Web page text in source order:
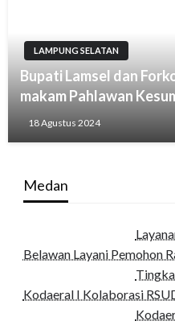
LAMPUNG SELATAN
Bupati Lamsel dan
makam Pahlawan
18 Agustus 2024
Medan
Belawan Layani Pemohon
Kodaeral I Kolaborasi